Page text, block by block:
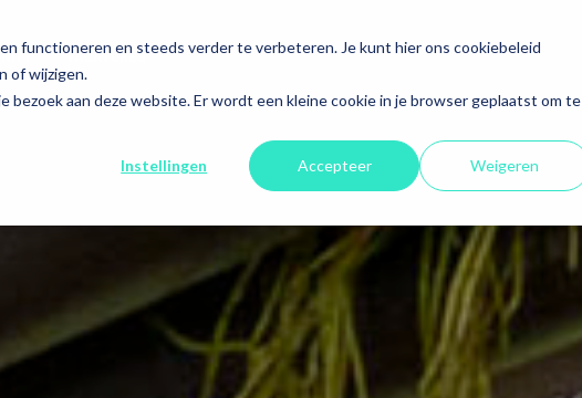
functioneren en steeds verder te verbeteren. Je kunt hier ons cookiebeleid
of wijzigen.
bezoek aan deze website. Er wordt een kleine cookie in je browser geplaatst om te
Instellingen Accepteer Weigeren
VACATURES